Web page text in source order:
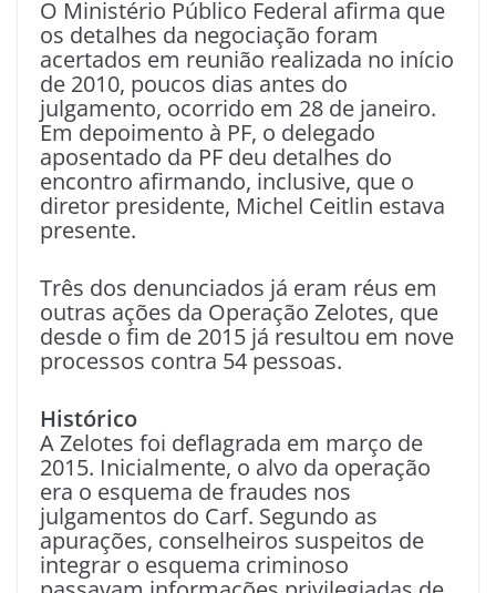
O Ministério Público Federal afirma que
os detalhes da negociação foram
acertados em reunião realizada no início
de 2010, poucos dias antes do
julgamento, ocorrido em 28 de janeiro.
Em depoimento à PF, o delegado
aposentado da PF deu detalhes do
encontro afirmando, inclusive, que o
diretor presidente, Michel Ceitlin estava
presente.
Três dos denunciados já eram réus em
outras ações da Operação Zelotes, que
desde o fim de 2015 já resultou em nove
processos contra 54 pessoas.
Histórico
A Zelotes foi deflagrada em março de
2015. Inicialmente, o alvo da operação
era o esquema de fraudes nos
julgamentos do Carf. Segundo as
apurações, conselheiros suspeitos de
integrar o esquema criminoso